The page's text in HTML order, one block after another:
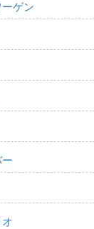
ゲン